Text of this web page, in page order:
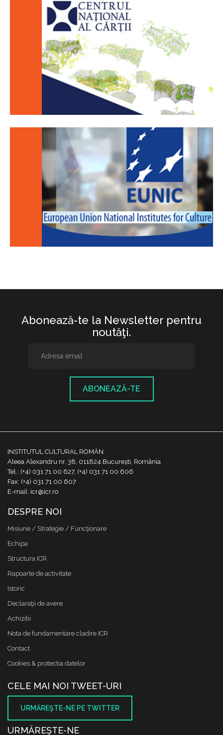
Abonează-te la Newsletter pentru
noutăţi.
ABONEAZĂ-TE
INSTITUTUL CULTURAL ROMÂN
Aleea Alexandru nr. 38, 011824 București, România
Tel.: (+4) 031 71 00 627, (+4) 031 71 00 606
Fax: (+4) 031 71 00 607
E-mail: icr@icr.ro
DESPRE NOI
Misiune / Strategie / Funcţionare
Echipa
Structura ICR
Rapoarte de activitate
Istoric
Declaraţii de avere
Achizitii
Nota de fundamentare cladire ICR
Contact
Cookies & protectia datelor
CELE MAI NOI TWEET-URI
URMĂREŞTE-NE PE TWITTER
URMĂREŞTE-NE